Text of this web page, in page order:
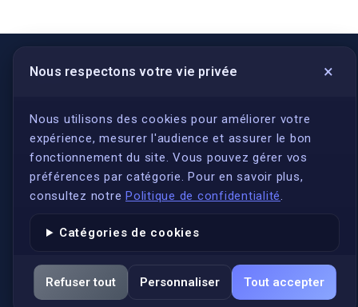
Nous respectons votre vie privée ×
Nous utilisons des cookies pour améliorer votre
expérience, mesurer l'audience et assurer le bon
fonctionnement du site. Vous pouvez gérer vos
préférences par catégorie. Pour en savoir plus,
consultez notre Politique de confidentialité.
Catégories de cookies
Refuser tout Personnaliser Tout accepter
LIENS UTILES
S'inscrire
Qui sommes-nous ?
Conformité
Annuaires des traducteurs assermentés
Actualités
Services
FAQ